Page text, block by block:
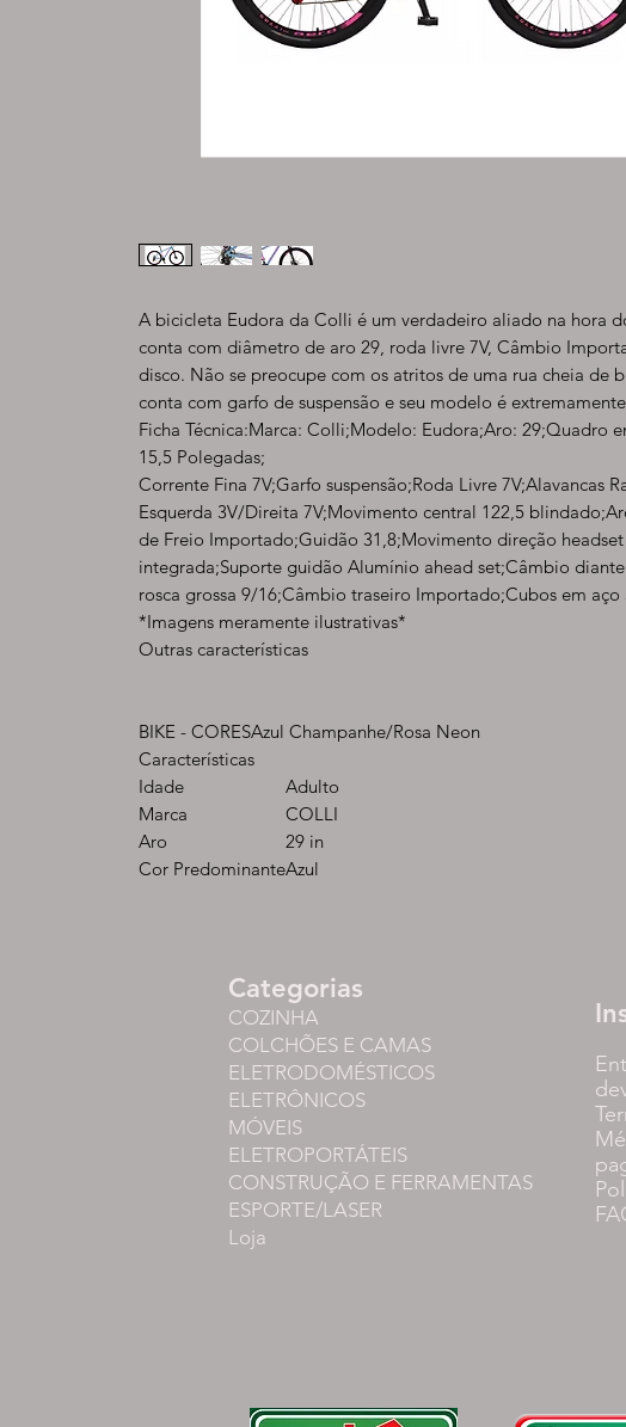
A bicicleta Eudora da Colli é um verdadeiro aliado na hora
conta com diâmetro de aro 29, roda livre 7V, Câmbio
disco. Não se preocupe com os atritos de uma rua cheia de
conta com garfo de suspensão e seu modelo é
Ficha Técnica:Marca: Colli;Modelo: Eudora;Aro: 29;Quadro
15,5 Polegadas;
Corrente Fina 7V;Garfo suspensão;Roda Livre 7V;Alavancas
Esquerda 3V/Direita 7V;Movimento central 122,5
de Freio Importado;Guidão 31,8;Movimento direção headset
integrada;Suporte guidão Alumínio ahead set;Câmbio
rosca grossa 9/16;Câmbio traseiro Importado;Cubos em aço
*Imagens meramente ilustrativas*
Outras características
BIKE - CORESAzul Champanhe/Rosa Neon
Características
Idade
Adulto
Marca
COLLI
Aro
29 in
Cor PredominanteAzul
Categorias
COZINHA
COLCHÕES E CAMAS
ELETRODOMÉSTICOS
ELETRÔNICOS
MÓVEIS
ELETROPORTÁTEIS
CONSTRUÇÃO E FERRAMENTAS
ESPORTE/LASER
Loja